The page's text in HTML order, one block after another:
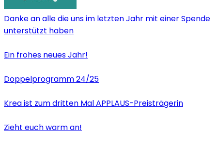
Danke an alle die uns im letzten Jahr mit einer Spende
unterstützt haben
Ein frohes neues Jahr!
Doppelprogramm 24/25
Krea ist zum dritten Mal APPLAUS-Preisträgerin
Zieht euch warm an!